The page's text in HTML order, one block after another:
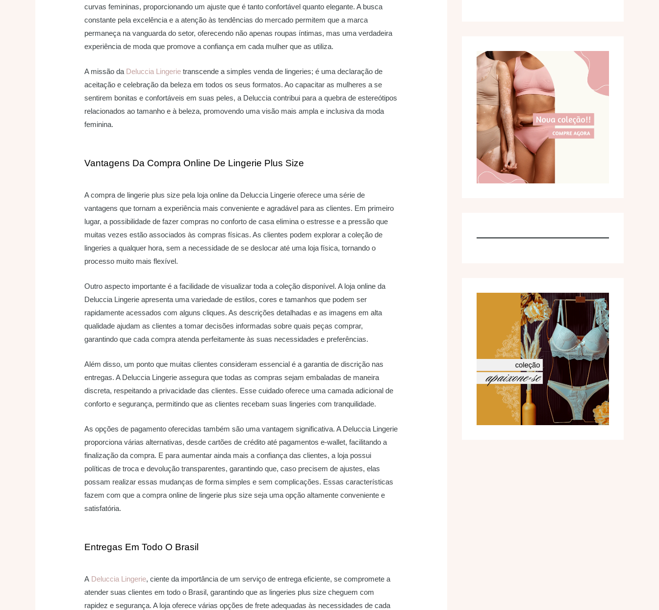
curvas femininas, proporcionando um ajuste que é tanto confortável quanto elegante. A busca
constante pela excelência e a atenção às tendências do mercado permitem que a marca
permaneça na vanguarda do setor, oferecendo não apenas roupas íntimas, mas uma verdadeira
experiência de moda que promove a confiança em cada mulher que as utiliza.
A missão da Deluccia Lingerie transcende a simples venda de lingeries; é uma declaração de
aceitação e celebração da beleza em todos os seus formatos. Ao capacitar as mulheres a se
sentirem bonitas e confortáveis em suas peles, a Deluccia contribui para a quebra de estereótipos
relacionados ao tamanho e à beleza, promovendo uma visão mais ampla e inclusiva da moda
feminina.
Vantagens Da Compra Online De Lingerie Plus Size
A compra de lingerie plus size pela loja online da Deluccia Lingerie oferece uma série de
vantagens que tornam a experiência mais conveniente e agradável para as clientes. Em primeiro
lugar, a possibilidade de fazer compras no conforto de casa elimina o estresse e a pressão que
muitas vezes estão associados às compras físicas. As clientes podem explorar a coleção de
lingeries a qualquer hora, sem a necessidade de se deslocar até uma loja física, tornando o
processo muito mais flexível.
Outro aspecto importante é a facilidade de visualizar toda a coleção disponível. A loja online da
Deluccia Lingerie apresenta uma variedade de estilos, cores e tamanhos que podem ser
rapidamente acessados com alguns cliques. As descrições detalhadas e as imagens em alta
qualidade ajudam as clientes a tomar decisões informadas sobre quais peças comprar,
garantindo que cada compra atenda perfeitamente às suas necessidades e preferências.
Além disso, um ponto que muitas clientes consideram essencial é a garantia de discrição nas
entregas. A Deluccia Lingerie assegura que todas as compras sejam embaladas de maneira
discreta, respeitando a privacidade das clientes. Esse cuidado oferece uma camada adicional de
conforto e segurança, permitindo que as clientes recebam suas lingeries com tranquilidade.
As opções de pagamento oferecidas também são uma vantagem significativa. A Deluccia Lingerie
proporciona várias alternativas, desde cartões de crédito até pagamentos e-wallet, facilitando a
finalização da compra. E para aumentar ainda mais a confiança das clientes, a loja possui
políticas de troca e devolução transparentes, garantindo que, caso precisem de ajustes, elas
possam realizar essas mudanças de forma simples e sem complicações. Essas características
fazem com que a compra online de lingerie plus size seja uma opção altamente conveniente e
satisfatória.
Entregas Em Todo O Brasil
A Deluccia Lingerie, ciente da importância de um serviço de entrega eficiente, se compromete a
atender suas clientes em todo o Brasil, garantindo que as lingeries plus size cheguem com
rapidez e segurança. A loja oferece várias opções de frete adequadas às necessidades de cada